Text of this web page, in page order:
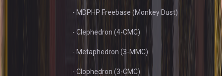
- MDPHP Freebase (Monkey Dust)
- Clephedron (4-CMC)
- Metaphedron (3-MMC)
- Clophedron (3-CMC)